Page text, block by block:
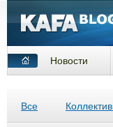
Новости
Все